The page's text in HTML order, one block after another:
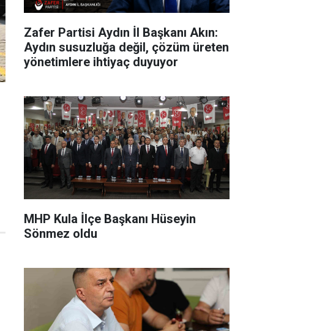
Zafer Partisi Aydın İl Başkanı Akın:
Aydın susuzluğa değil, çözüm üreten
yönetimlere ihtiyaç duyuyor
MHP Kula İlçe Başkanı Hüseyin
Sönmez oldu